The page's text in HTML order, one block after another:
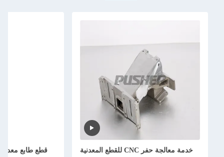
خدمة معالجة حفر CNC للقطع المعدنية
قطع طابع